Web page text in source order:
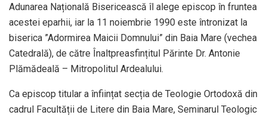
Adunarea Națională Bisericească îl alege episcop în fruntea
acestei eparhii, iar la 11 noiembrie 1990 este întronizat la
biserica ”Adormirea Maicii Domnului” din Baia Mare (vechea
Catedrală), de către Înaltpreasfințitul Părinte Dr. Antonie
Plămădeală – Mitropolitul Ardealului.
Ca episcop titular a înființat secția de Teologie Ortodoxă din
cadrul Facultății de Litere din Baia Mare, Seminarul Teologic